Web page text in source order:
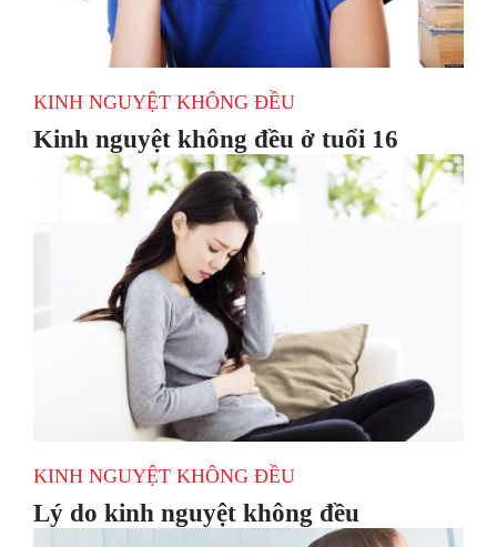
KINH NGUYỆT KHÔNG ĐỀU
Kinh nguyệt không đều ở tuổi 16
KINH NGUYỆT KHÔNG ĐỀU
Lý do kinh nguyệt không đều